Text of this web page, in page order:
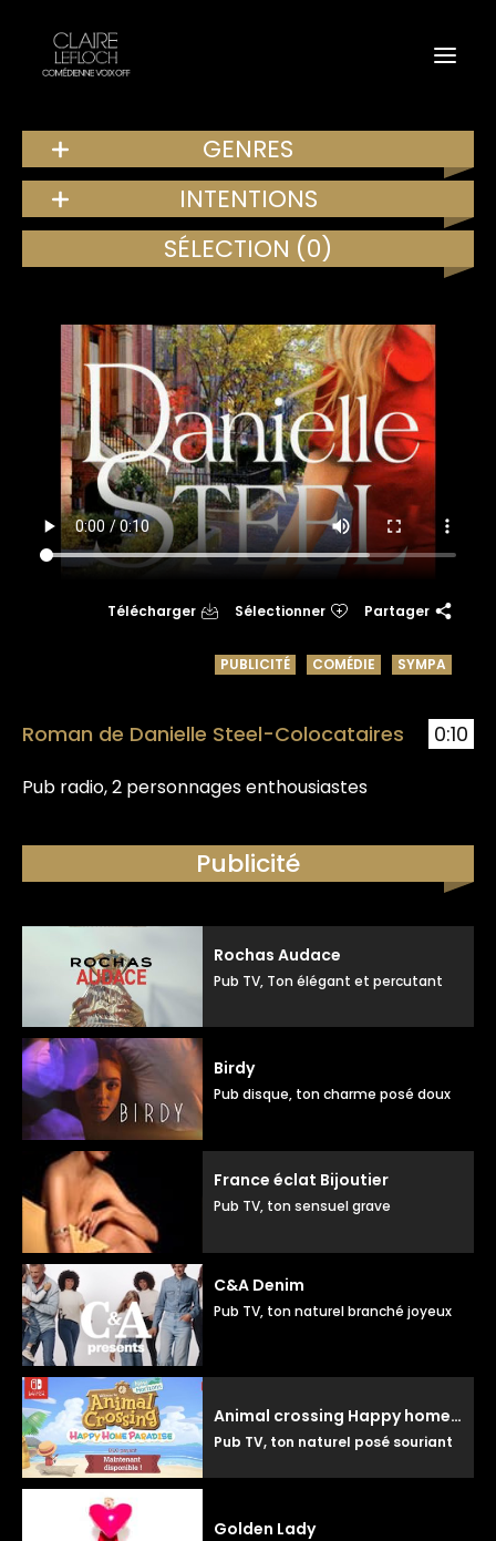
GENRES
INTENTIONS
SÉLECTION (0)
Roman de Danielle Steel-Colocataires 0:10
Pub radio, 2 personnages enthousiastes
Télécharger Sélectionner Partager
PUBLICITÉ COMÉDIE SYMPA
Publicité
Rochas Audace
Pub TV, Ton élégant et percutant
Birdy
Pub disque, ton charme posé doux
France éclat Bijoutier
Pub TV, ton sensuel grave
C&A Denim
Pub TV, ton naturel branché joyeux
Animal crossing Happy home paradise
Pub TV, ton naturel posé souriant
Golden Lady